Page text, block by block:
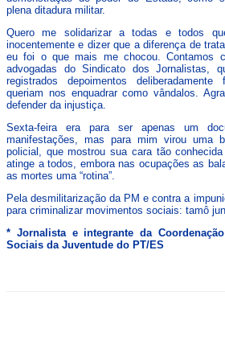
plena ditadura militar.
Quero me solidarizar a todas e todos
inocentemente e dizer que a diferença de
eu foi o que mais me chocou. Contamos
advogadas do Sindicato dos Jornalistas,
registrados depoimentos
queriam nos enquadrar como vândalos.
defender da injustiça.
Sexta-feira era para ser apenas um
manifestações, mas para mim virou uma
policial, que mostrou sua cara tão
atinge a todos, embora nas ocupações as
as mortes uma “rotina”.
Pela desmilitarização da PM e contra a
para criminalizar movimentos sociais: tamô
* Jornalista e integrante da
Sociais da Juventude do PT/ES